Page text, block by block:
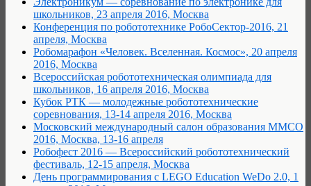
школьников, 23 апреля 2016, Москва
Конференция по робототехнике РобоСектор-2016, 21
апреля, Москва
Робомарафон «Человек. Вселенная. Космос», 20 апреля
2016, Москва
Всероссийская робототехническая олимпиада для
школьников, 16 апреля 2016, Москва
Кубок РТК — молодежные робототехнические
соревнования, 13-14 апреля 2016, Москва
Московский международный салон образования ММСО
2016, Москва, 13-16 апреля
Робофест 2016 — Всероссийский робототехнический
фестиваль, 12-15 апреля, Москва
День программирования с LEGO Education WeDo 2.0, 1